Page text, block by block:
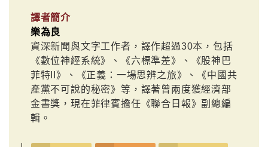
譯者簡介
樂為良
資深新聞與文字工作者，譯作超過30本，包括
《數位神經系統》、《六標準差》、《股神巴
菲特II》、《正義：一場思辨之旅》、《中國共
產黨不可說的秘密》等，譯著曾兩度獲經濟部
金書獎，現在菲律賓擔任《聯合日報》副總編
輯。